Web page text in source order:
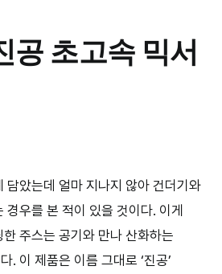
공 초고속 믹서
담았는데 얼마 지나지 않아 건더기와
경우를 본 적이 있을 것이다. 이게
주스는 공기와 만나 산화하는
. 이 제품은 이름 그대로 ‘진공’